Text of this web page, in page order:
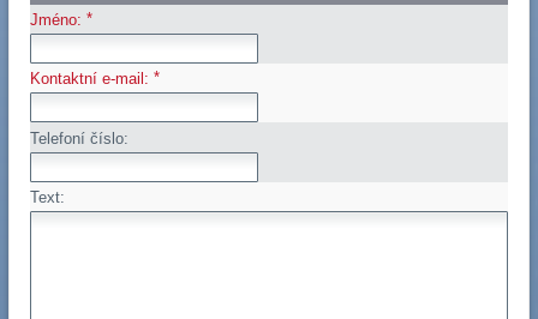
Jméno: *
Kontaktní e-mail: *
Telefoní číslo:
Text: